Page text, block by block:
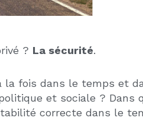
dizaine de personnes
dans
fait un parallèle avec
technologies qui